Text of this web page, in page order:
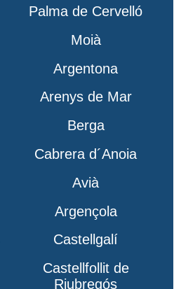
Palma de Cervelló
Moià
Argentona
Arenys de Mar
Berga
Cabrera d´Anoia
Avià
Argençola
Castellgalí
Castellfollit de
Riubregós